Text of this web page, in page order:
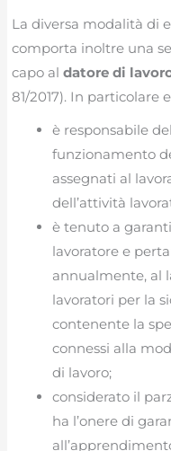
La diversa modalità di
comporta inoltre una
capo aldatore di
81/2017). In particolare
è responsabile
funzionamento
assegnati al
dell’attività
è tenuto a
lavoratore e
annualmente, al
lavoratori per la
contenente la
connessi alla
di lavoro;
considerato il
ha l’onere di